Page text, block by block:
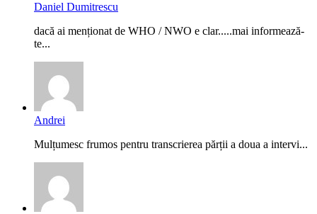
Daniel Dumitrescu
dacă ai menționat de WHO / NWO e clar.....mai informează-
te...
Andrei
Mulțumesc frumos pentru transcrierea părții a doua a intervi...